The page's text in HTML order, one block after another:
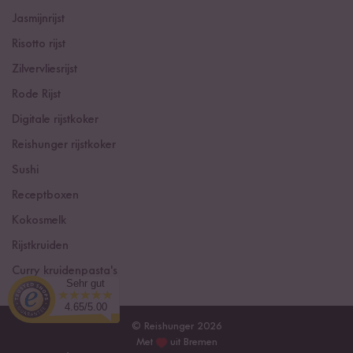
Jasmijnrijst
Risotto rijst
Zilvervliesrijst
Rode Rijst
Digitale rijstkoker
Reishunger rijstkoker
Sushi
Receptboxen
Kokosmelk
Rijstkruiden
Curry kruidenpasta's
© Reishunger 2026
Met
uit Bremen
Sehr gut
4.65/5.00